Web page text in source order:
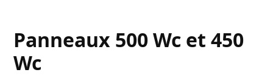
Panneaux 500 Wc et 450
Wc